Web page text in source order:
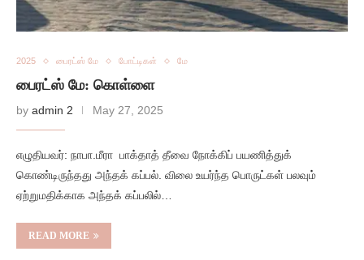
2025 பைரட்ஸ் மே போட்டிகள் மே
பைரட்ஸ் மே: கொள்ளை
by admin 2 May 27, 2025
எழுதியவர்: நாபா.மீரா பாக்தாத் தீவை நோக்கிப் பயணித்துக்
கொண்டிருந்தது அந்தக் கப்பல். விலை உயர்ந்த பொருட்கள் பலவும்
ஏற்றுமதிக்காக அந்தக் கப்பலில்…
READ MORE